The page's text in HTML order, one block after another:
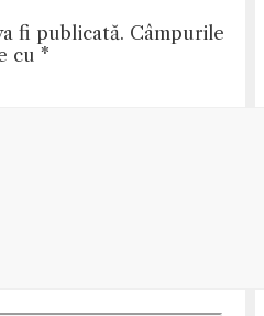
fi publicată. Câmpurile
cu *